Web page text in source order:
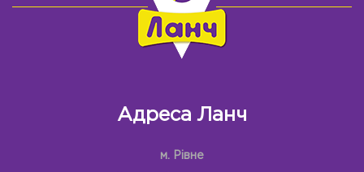
Адреса Ланч
м. Рівне